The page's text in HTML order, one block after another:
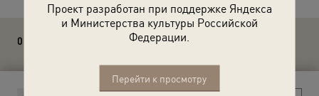
Проект разработан при поддержке Яндекса
и Министерства культуры Российской
Федерации.
Перейти к просмотру
0 комментариев